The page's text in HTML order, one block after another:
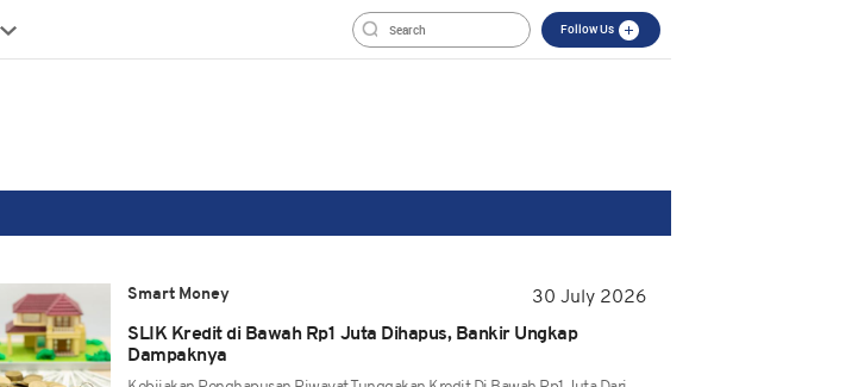
Follow Us
Smart Money
30 July 2026
SLIK Kredit di Bawah Rp1 Juta Dihapus, Bankir Ungkap
Dampaknya